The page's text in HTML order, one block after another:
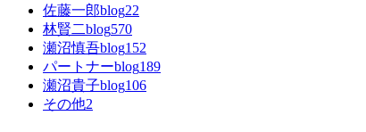
佐藤一郎blog22
林賢二blog570
瀬沼慎吾blog152
パートナーblog189
瀬沼貴子blog106
その他2